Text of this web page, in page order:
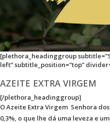
[plethora_headinggroup
left” subtitle_position=”top”
AZEITE EXTRA VIRGEM
[/plethora_headinggroup]
O Azeite Extra Virgem Senhora
0,3%, o que lhe dá uma leveza e